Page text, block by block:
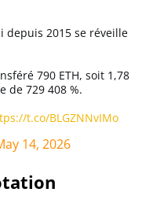
2015 se réveille
790 ETH, soit 1,78
de 729 408 %.
t.co/BLGZNNvIMo
14, 2026